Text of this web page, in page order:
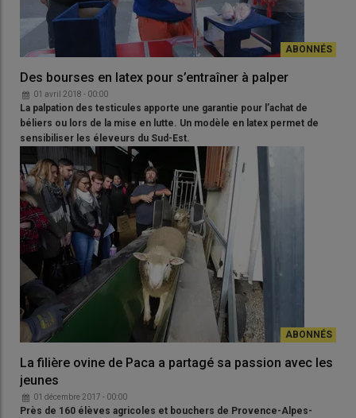
Des bourses en latex pour s’entraîner à palper
01 avril 2018 - 00:00
La palpation des testicules apporte une garantie pour l’achat de
béliers ou lors de la mise en lutte. Un modèle en latex permet de
sensibiliser les éleveurs du Sud-Est.
La filière ovine de Paca a partagé sa passion avec les
jeunes
01 décembre 2017 - 00:00
Près de 160 élèves agricoles et bouchers de Provence-Alpes-